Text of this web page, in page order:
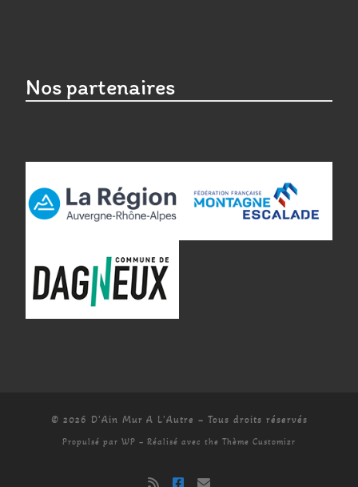
Nos partenaires
© 2026 D'Ain Mur A L'Autre – Tous droits réservés
Propulsé par WP – Réalisé avec the Thème Customizr